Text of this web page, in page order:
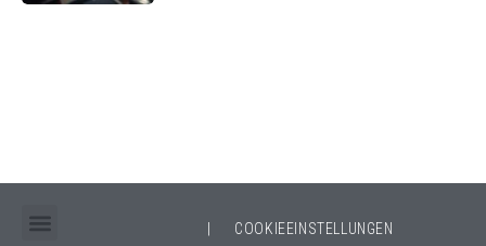
COOKIEEINSTELLUNGEN